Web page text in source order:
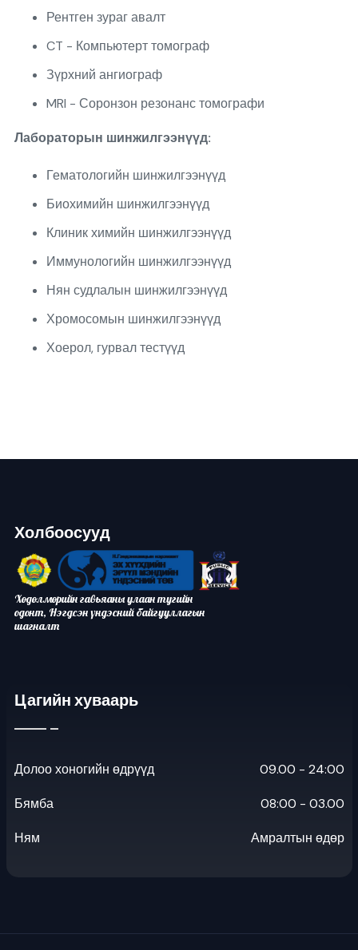
Рентген зураг авалт
CT - Компьютерт томограф
Зүрхний ангиограф
MRI - Соронзон резонанс томографи
Лабораторын шинжилгээнүүд:
Гематологийн шинжилгээнүүд
Биохимийн шинжилгээнүүд
Клиник химийн шинжилгээнүүд
Иммунологийн шинжилгээнүүд
Нян судлалын шинжилгээнүүд
Хромосомын шинжилгээнүүд
Хоерол, гурвал тестүүд
Холбоосууд
Хөдөлмөрийн гавьяаны улаан тугийн
одонт, Нэгдсэн үндэсний байгууллагын
шагналт
Цагийн хуваарь
Долоо хоногийн өдрүүд 09.00 - 24:00
Бямба 08:00 - 03.00
Ням Амралтын өдөр